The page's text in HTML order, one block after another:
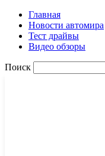
Главная
Новости автомира
Тест драйвы
Видео обзоры
Поиск